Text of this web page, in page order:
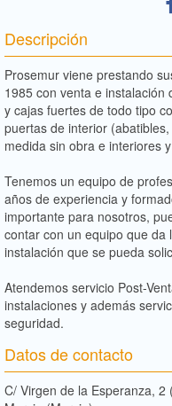
Descripción
Prosemur viene prestando
1985 con venta e
y cajas fuertes de todo tipo
puertas de interior
medida sin obra e interiores
Tenemos un equipo de
años de experiencia y
importante para nosotros,
contar con un equipo que da
instalación que se pueda
Atendemos servicio Post-
instalaciones y además
seguridad.
Datos de contacto
C/ Virgen de la Esperanza, 2